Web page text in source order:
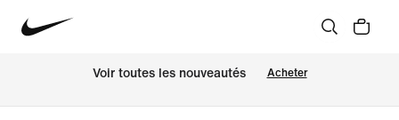
Voir toutes les nouveautés Acheter